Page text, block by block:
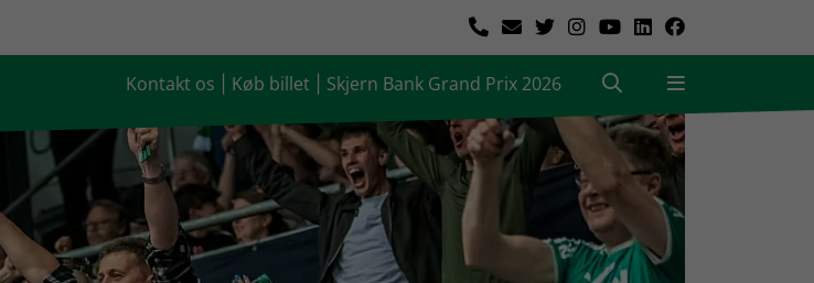
Kontakt os Køb billet Skjern Bank Grand Prix 2026